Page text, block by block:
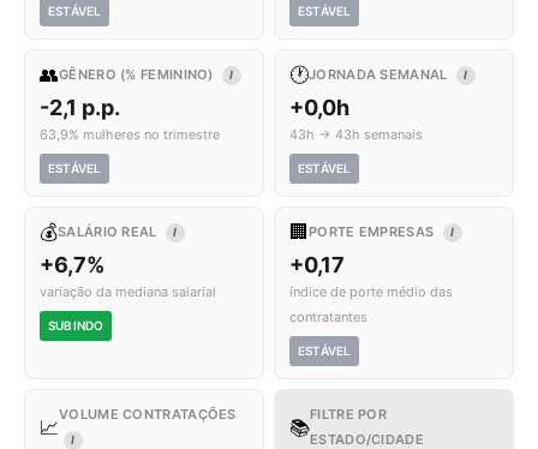
ESTÁVEL ESTÁVEL
👥GÊNERO (% FEMININO) I
-2,1 p.p.
63,9% mulheres no trimestre
ESTÁVEL
🕐JORNADA SEMANAL I
+0,0h
43h → 43h semanais
ESTÁVEL
💰SALÁRIO REAL I
+6,7%
variação da mediana salarial
SUBINDO
🏢 PORTE EMPRESAS I
+0,17
índice de porte médio das
contratantes
ESTÁVEL
📈
VOLUME CONTRATAÇÕES
I
📚
FILTRE POR
ESTADO/CIDADE